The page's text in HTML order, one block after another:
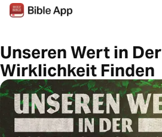
Unseren Wert in Der
Wirklichkeit Finden